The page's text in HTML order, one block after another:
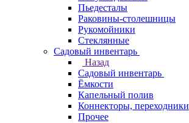
Пьедесталы
Раковины-столешницы
Рукомойники
Стеклянные
Садовый инвентарь
Назад
Садовый инвентарь
Ёмкости
Капельный полив
Коннекторы, переходники
Прочее